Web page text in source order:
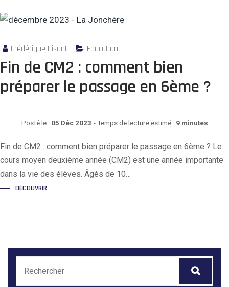
Frédérique Disant Education
Fin de CM2 : comment bien
préparer le passage en 6ème ?
Posté le : 05 Déc 2023 - Temps de lecture estimé : 9 minutes
Fin de CM2 : comment bien préparer le passage en 6ème ? Le
cours moyen deuxième année (CM2) est une année importante
dans la vie des élèves. Âgés de 10…
DÉCOUVRIR